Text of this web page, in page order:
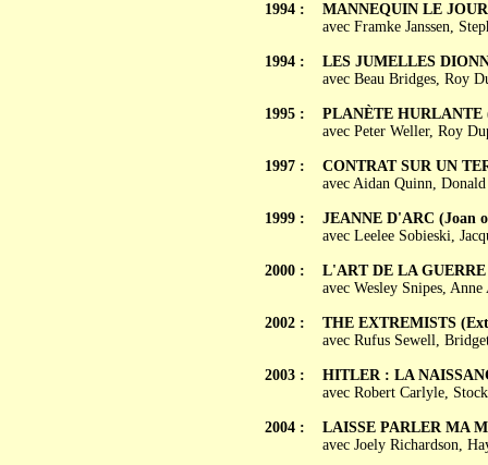
1994 :
1994 :
1995 :
1997 :
1999 :
2000 :
2002 :
2003 :
2004 :
MANNEQUIN LE
avec Framke Janssen,
LES JUMELLES
avec Beau Bridges, Roy
PLANÈTE HURLANTE
avec Peter Weller, Roy
CONTRAT SUR UN
avec Aidan Quinn,
JEANNE D'ARC (Joan
avec Leelee Sobieski,
L'ART DE LA
avec Wesley Snipes,
THE EXTREMISTS
avec Rufus Sewell,
HITLER : LA
avec Robert Carlyle,
LAISSE PARLER MA
avec Joely Richardson,